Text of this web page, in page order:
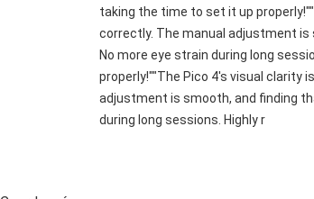
taking the time to set it up
correctly. The manual adjustment
No more eye strain during long
properly!""The Pico 4's visual clarity
adjustment is smooth, and finding
during long sessions. Highly r